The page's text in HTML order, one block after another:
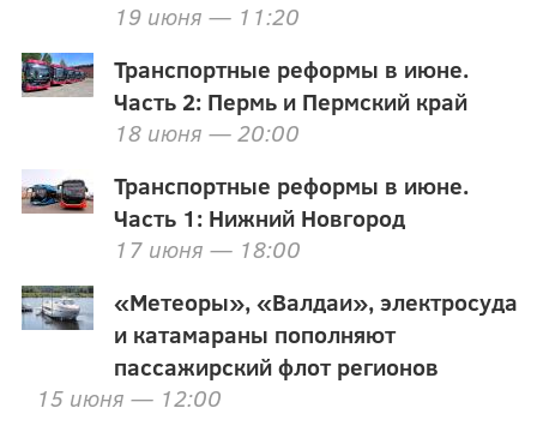
19 июня — 11:20
Транспортные реформы в июне.
Часть 2: Пермь и Пермский край
18 июня — 20:00
Транспортные реформы в июне.
Часть 1: Нижний Новгород
17 июня — 18:00
«Метеоры», «Валдаи», электросуда
и катамараны пополняют
пассажирский флот регионов
15 июня — 12:00